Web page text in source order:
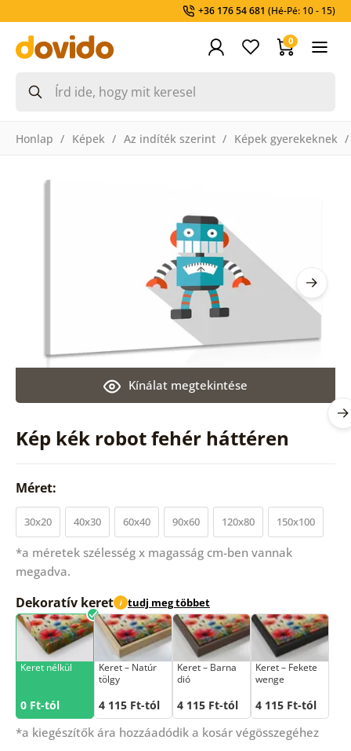
+36 176 54 681 (Hé-Pé: 10 - 15)
0
Honlap Képek Az indíték szerint Képek gyerekeknek
Kép kék robot fehér háttéren
Kínálat megtekintése
Méret:
30x20 40x30 60x40 90x60 120x80 150x100
*a méretek szélesség x magasság cm-ben vannak
megadva.
Dekoratív keret i tudj meg többet
Keret nélkül
0 Ft-tól
Keret – Natúr
tölgy
4 115 Ft-tól
Keret – Barna
dió
4 115 Ft-tól
Keret – Fekete
wenge
4 115 Ft-tól
*a kiegészítők ára hozzáadódik a kosár végösszegéhez